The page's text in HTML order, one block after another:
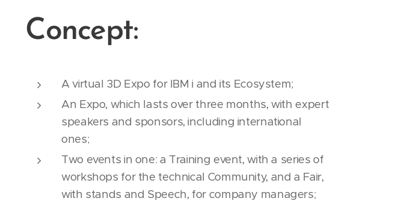
Concept:
A virtual 3D Expo for IBM i and its Ecosystem;
An Expo, which lasts over three months, with expert
speakers and sponsors, including international
ones;
Two events in one: a Training event, with a series of
workshops for the technical Community, and a Fair,
with stands and Speech, for company managers;